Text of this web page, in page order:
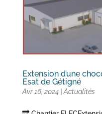
Extension d’une
Esat de Gétigné
Avr 16, 2024|Actualités